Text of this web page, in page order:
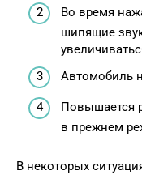
Во время
шипящие
Автомобиль
Повышается
в прежнем
В некоторых